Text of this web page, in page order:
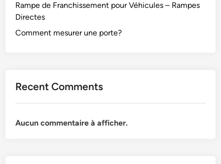
Rampe de Franchissement pour Véhicules – Rampes
Directes
Comment mesurer une porte?
Recent Comments
Aucun commentaire à afficher.